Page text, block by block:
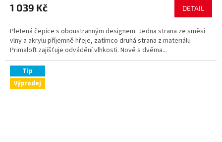
1 039 Kč DETAIL
Pletená čepice s oboustranným designem. Jedna strana ze směsi
vlny a akrylu příjemně hřeje, zatímco druhá strana z materiálu
Primaloft zajišťuje odvádění vlhkosti. Nově s dvěma...
Tip
Výprodej